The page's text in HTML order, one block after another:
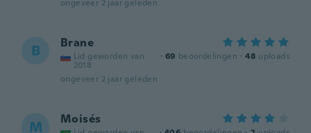
ongeveer 2 jaar geleden
B Brane
Lid geworden van
2018
· 69 beoordelingen · 48 uploads
ongeveer 2 jaar geleden
M Moisés